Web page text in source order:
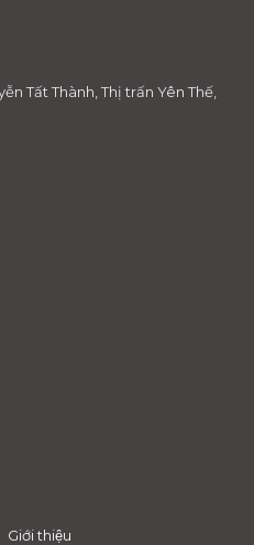
Tất Thành, Thị trấn Yên Thế,
Giới thiệu